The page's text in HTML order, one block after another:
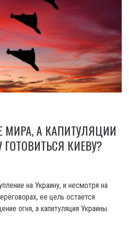
МИРА, А КАПИТУЛЯЦИИ
КИЕВУ?
на Украину, и несмотря на
ее цель остается
огня, а капитуляция Украины.